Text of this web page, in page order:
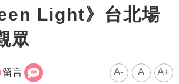
Light》台北場
眾
留言 A- A A+